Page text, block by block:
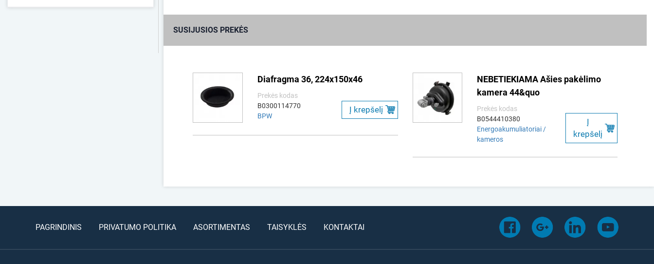
SUSIJUSIOS PREKĖS
Diafragma 36, 224x150x46
Prekės kodas
B0300114770
BPW
Į krepšelį
NEBETIEKIAMA Ašies pakėlimo
kamera 44&quo
Prekės kodas
B0544410380
Energoakumuliatoriai /
kameros
Į
krepšelį
PAGRINDINIS PRIVATUMO POLITIKA ASORTIMENTAS TAISYKLĖS KONTAKTAI